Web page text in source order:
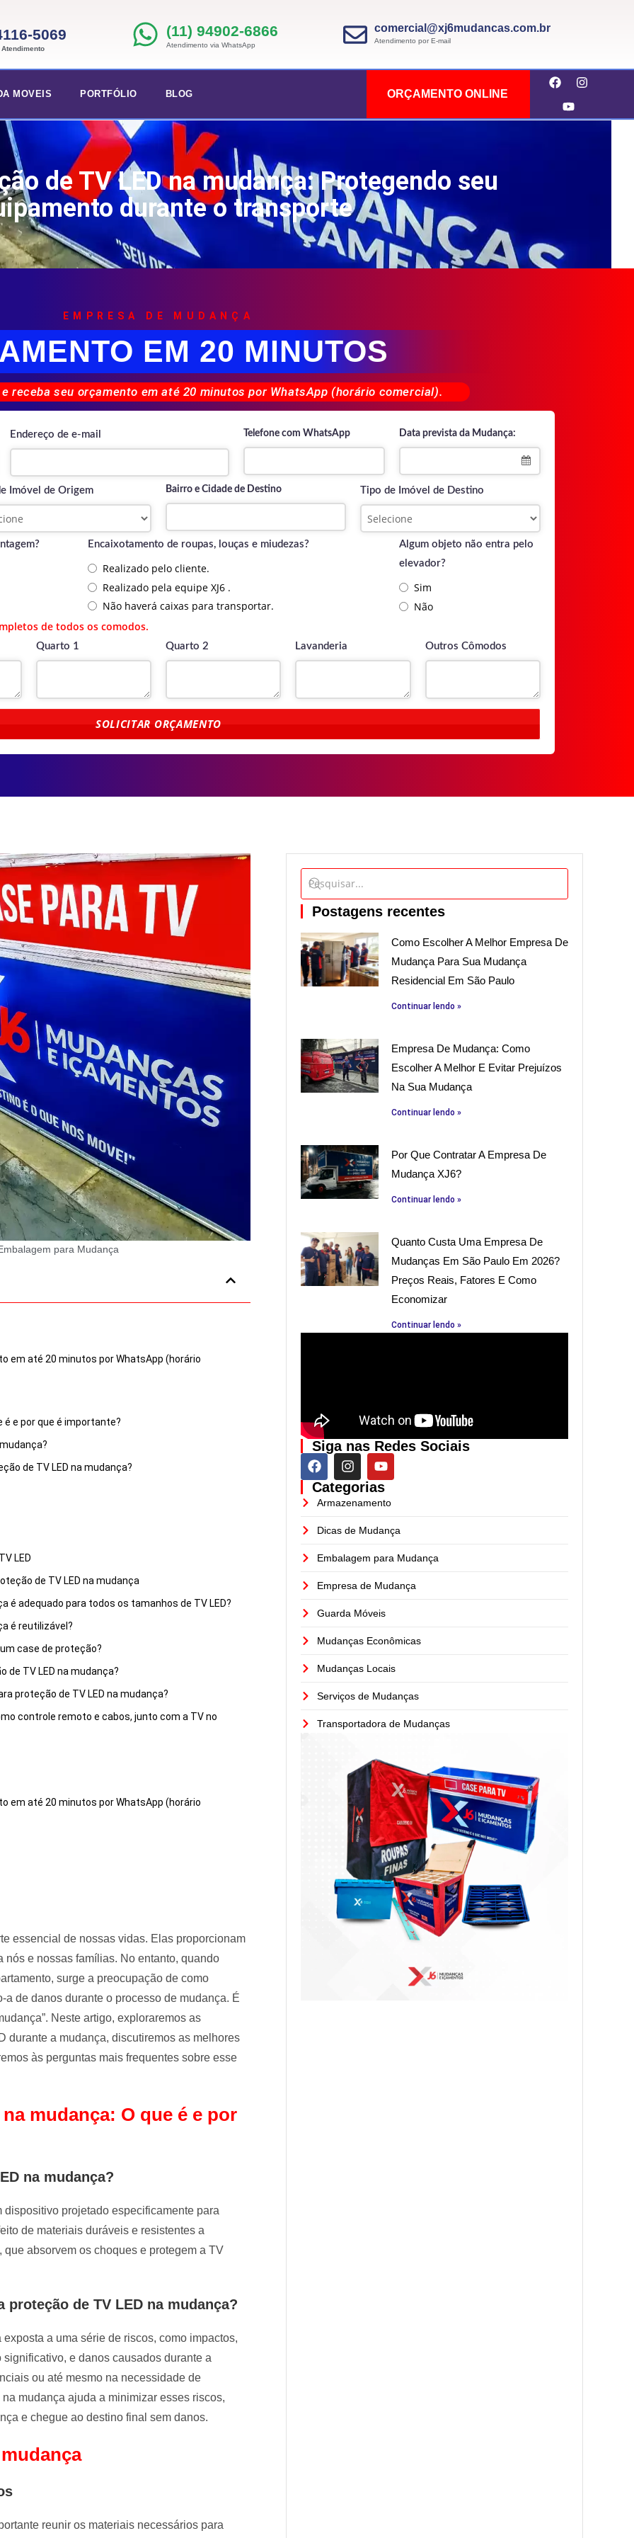
5069 (11) 94902-6866
Atendimento via WhatsApp
comercial@xj6mudancas.com.br
Atendimento por E-mail
MOVEIS PORTFÓLIO BLOG ORÇAMENTO ONLINE
de TV LED na mudança: Protegendo seu
durante o transporte
EMPRESA DE MUDANÇA
EM 20 MINUTOS
receba seu orçamento em até 20 minutos por WhatsApp (horário comercial).
Endereço de e-mail Telefone com WhatsApp Data prevista da Mudança:
Imóvel de Origem Bairro e Cidade de Destino Tipo de Imóvel de Destino
Encaixotamento de roupas, louças e miudezas?
Realizado pelo cliente.
Realizado pela equipe XJ6 .
Não haverá caixas para transportar.
Algum objeto não entra pelo
elevador?
Sim
Não
de todos os comodos.
Quarto 1 Quarto 2 Lavanderia Outros Cômodos
SOLICITAR ORÇAMENTO
para Mudança
em até 20 minutos por WhatsApp (horário
é e por que é importante?
de TV LED na mudança?
LED
de TV LED na mudança
é adequado para todos os tamanhos de TV LED?
é reutilizável?
case de proteção?
de TV LED na mudança?
proteção de TV LED na mudança?
controle remoto e cabos, junto com a TV no
em até 20 minutos por WhatsApp (horário
essencial de nossas vidas. Elas proporcionam
nós e nossas famílias. No entanto, quando
surge a preocupação de como
de danos durante o processo de mudança. É
Neste artigo, exploraremos as
durante a mudança, discutiremos as melhores
às perguntas mais frequentes sobre esse
mudança: O que é e por
na mudança?
projetado especificamente para
de materiais duráveis ​​e resistentes a
absorvem os choques e protegem a TV
de TV LED na mudança?
a uma série de riscos, como impactos,
e danos causados durante a
ou até mesmo na necessidade de
mudança ajuda a minimizar esses riscos,
e chegue ao destino final sem danos.
reunir os materiais necessários para
Postagens recentes
Como Escolher A Melhor Empresa De
Mudança Para Sua Mudança
Residencial Em São Paulo
Continuar lendo »
Empresa De Mudança: Como
Escolher A Melhor E Evitar Prejuízos
Na Sua Mudança
Continuar lendo »
Por Que Contratar A Empresa De
Mudança XJ6?
Continuar lendo »
Quanto Custa Uma Empresa De
Mudanças Em São Paulo Em 2026?
Preços Reais, Fatores E Como
Economizar
Continuar lendo »
Siga nas Redes Sociais
Categorias
Armazenamento
Dicas de Mudança
Embalagem para Mudança
Empresa de Mudança
Guarda Móveis
Mudanças Econômicas
Mudanças Locais
Serviços de Mudanças
Transportadora de Mudanças